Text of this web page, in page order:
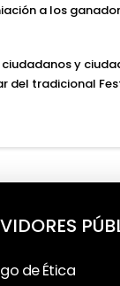
a los
y
del tradicional
de Ética